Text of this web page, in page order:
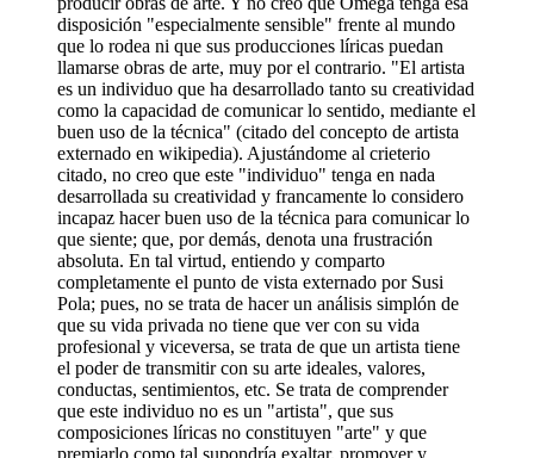
disposición "especialmente sensible" frente al mundo
que lo rodea ni que sus producciones líricas puedan
llamarse obras de arte, muy por el contrario. "El artista
es un individuo que ha desarrollado tanto su creatividad
como la capacidad de comunicar lo sentido, mediante el
buen uso de la técnica" (citado del concepto de artista
externado en wikipedia). Ajustándome al crieterio
citado, no creo que este "individuo" tenga en nada
desarrollada su creatividad y francamente lo considero
incapaz hacer buen uso de la técnica para comunicar lo
que siente; que, por demás, denota una frustración
absoluta. En tal virtud, entiendo y comparto
completamente el punto de vista externado por Susi
Pola; pues, no se trata de hacer un análisis simplón de
que su vida privada no tiene que ver con su vida
profesional y viceversa, se trata de que un artista tiene
el poder de transmitir con su arte ideales, valores,
conductas, sentimientos, etc. Se trata de comprender
que este individuo no es un "artista", que sus
composiciones líricas no constituyen "arte" y que
premiarlo como tal supondría exaltar, promover y